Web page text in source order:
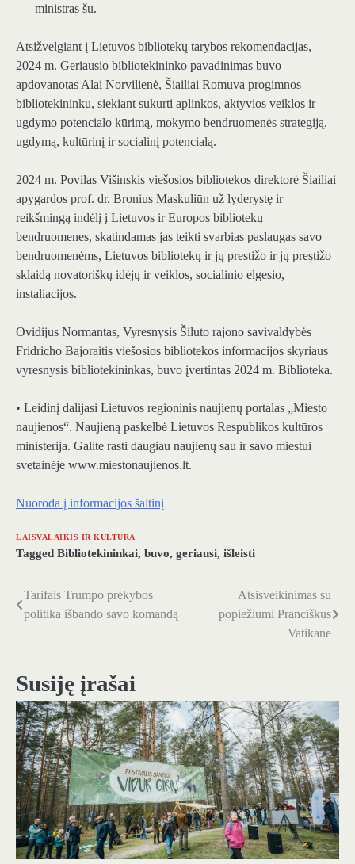
ministras šu.
Atsižvelgiant į Lietuvos bibliotekų tarybos rekomendacijas,
2024 m. Geriausio bibliotekininko pavadinimas buvo
apdovanotas Alai Norvilienė, Šiailiai Romuva progimnos
bibliotekininku, siekiant sukurti aplinkos, aktyvios veiklos ir
ugdymo potencialo kūrimą, mokymo bendruomenės strategiją,
ugdymą, kultūrinį ir socialinį potencialą.
2024 m. Povilas Višinskis viešosios bibliotekos direktorė Šiailiai
apygardos prof. dr. Bronius Maskuliūn už lyderystę ir
reikšmingą indėlį į Lietuvos ir Europos bibliotekų
bendruomenes, skatindamas jas teikti svarbias paslaugas savo
bendruomenėms, Lietuvos bibliotekų ir jų prestižo ir jų prestižo
sklaidą novatoriškų idėjų ir veiklos, socialinio elgesio,
instaliacijos.
Ovidijus Normantas, Vyresnysis Šiluto rajono savivaldybės
Fridricho Bajoraitis viešosios bibliotekos informacijos skyriaus
vyresnysis bibliotekininkas, buvo įvertintas 2024 m. Biblioteka.
• Leidinį dalijasi Lietuvos regioninis naujienų portalas „Miesto
naujienos“. Naujieną paskelbė Lietuvos Respublikos kultūros
ministerija. Galite rasti daugiau naujienų sau ir savo miestui
svetainėje www.miestonaujienos.lt.
Nuoroda į informacijos šaltinį
LAISVALAIKIS IR KULTŪRA
Tagged Bibliotekininkai, buvo, geriausi, išleisti
Navigacija
tarp
Tarifais Trumpo prekybos
politika išbando savo komandą
Atsisveikinimas su
popiežiumi Pranciškus
Vatikane
Susiję įrašai